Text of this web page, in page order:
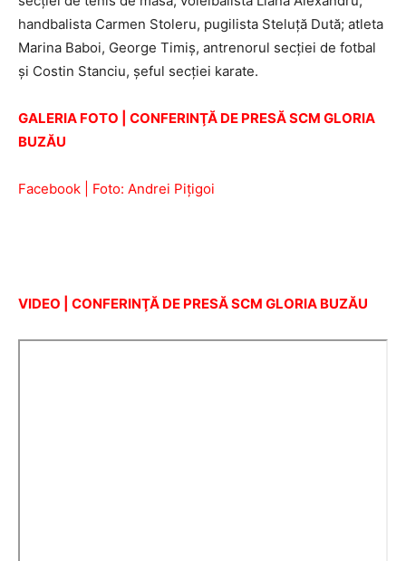
handbalista Carmen Stoleru, pugilista Steluţă Dută; atleta
Marina Baboi, George Timiş, antrenorul secţiei de fotbal
şi Costin Stanciu, şeful secţiei karate.
GALERIA FOTO | CONFERINŢĂ DE PRESĂ SCM GLORIA
BUZĂU
Facebook | Foto: Andrei Piţigoi
VIDEO | CONFERINŢĂ DE PRESĂ SCM GLORIA BUZĂU